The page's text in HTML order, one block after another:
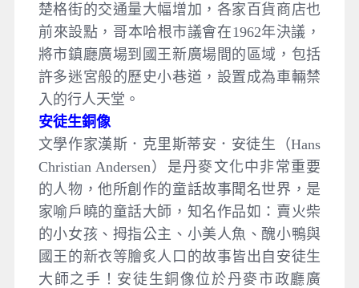
楚格街的交通量大幅增加，各家百貨商店也
前來設點，哥本哈根市議會在1962年決議，
將市鎮廳廣場到國王新廣場間的區域，包括
許多迷宮般的歷史小巷道，設置成為車輛禁
入的行人天堂。
安徒生銅像
文學作家漢斯．克里斯蒂安．安徒生（Hans
Christian Andersen）是丹麥文化中非常重要
的人物，他所創作的童話故事聞名世界，是
家喻戶曉的童話大師，知名作品如：賣火柴
的小女孩、拇指公主、小美人魚、醜小鴨與
國王的新衣等膾炙人口的故事皆出自安徒生
大師之手！安徒生銅像位於丹麥市政廳廣